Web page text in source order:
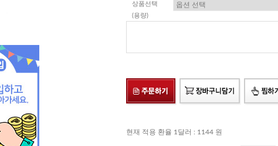
상품선택
(용량)
현재 적용 환율 1달러 : 1144 원